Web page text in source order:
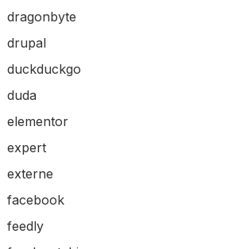
dragonbyte
drupal
duckduckgo
duda
elementor
expert
externe
facebook
feedly